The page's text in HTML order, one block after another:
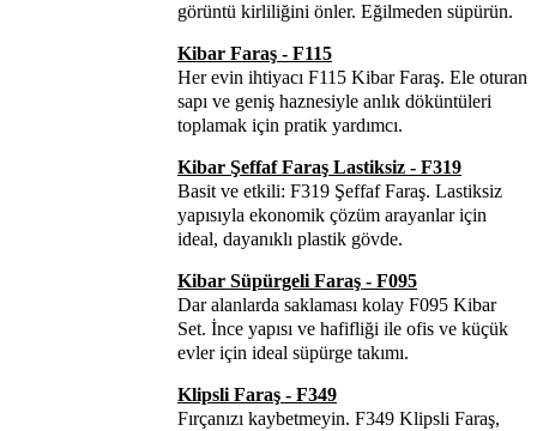
görüntü kirliliğini önler. Eğilmeden süpürün.
Kibar Faraş - F115
Her evin ihtiyacı F115 Kibar Faraş. Ele oturan
sapı ve geniş haznesiyle anlık döküntüleri
toplamak için pratik yardımcı.
Kibar Şeffaf Faraş Lastiksiz - F319
Basit ve etkili: F319 Şeffaf Faraş. Lastiksiz
yapısıyla ekonomik çözüm arayanlar için
ideal, dayanıklı plastik gövde.
Kibar Süpürgeli Faraş - F095
Dar alanlarda saklaması kolay F095 Kibar
Set. İnce yapısı ve hafifliği ile ofis ve küçük
evler için ideal süpürge takımı.
Klipsli Faraş - F349
Fırçanızı kaybetmeyin. F349 Klipsli Faraş,